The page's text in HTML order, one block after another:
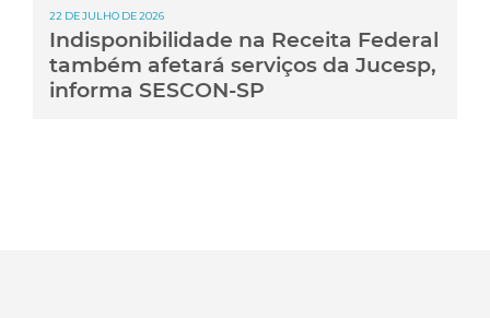
22 DE JULHO DE 2026
Indisponibilidade na Receita Federal
também afetará serviços da Jucesp,
informa SESCON-SP